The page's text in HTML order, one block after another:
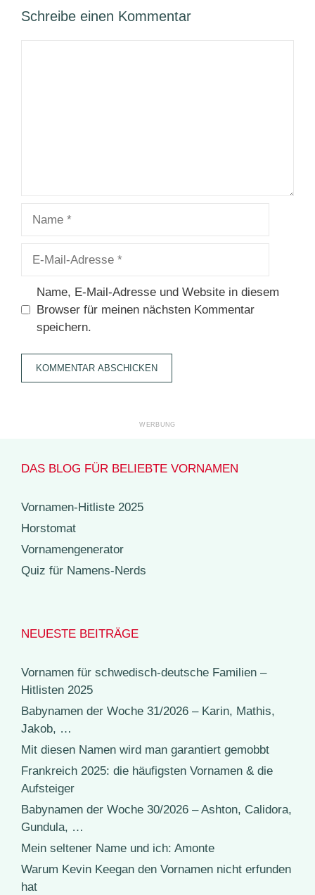
Schreibe einen Kommentar
Adresse
Name, E-Mail-Adresse und Website in diesem
Browser für meinen nächsten Kommentar
speichern.
DAS BLOG FÜR BELIEBTE VORNAMEN
Vornamen-Hitliste 2025
Horstomat
Vornamengenerator
Quiz für Namens-Nerds
NEUESTE BEITRÄGE
Vornamen für schwedisch-deutsche Familien –
Hitlisten 2025
Babynamen der Woche 31/2026 – Karin, Mathis,
Jakob, …
Mit diesen Namen wird man garantiert gemobbt
Frankreich 2025: die häufigsten Vornamen & die
Aufsteiger
Babynamen der Woche 30/2026 – Ashton, Calidora,
Gundula, …
Mein seltener Name und ich: Amonte
Warum Kevin Keegan den Vornamen nicht erfunden
hat